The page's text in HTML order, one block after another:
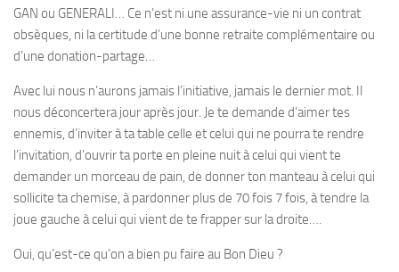
GAN ou GENERALI… Ce n’est ni une assurance-vie ni un contrat
obsèques, ni la certitude d’une bonne retraite complémentaire ou
d’une donation-partage…
Avec lui nous n’aurons jamais l’initiative, jamais le dernier mot. Il
nous déconcertera jour après jour. Je te demande d’aimer tes
ennemis, d’inviter à ta table celle et celui qui ne pourra te rendre
l’invitation, d’ouvrir ta porte en pleine nuit à celui qui vient te
demander un morceau de pain, de donner ton manteau à celui qui
sollicite ta chemise, à pardonner plus de 70 fois 7 fois, à tendre la
joue gauche à celui qui vient de te frapper sur la droite….
Oui, qu’est-ce qu’on a bien pu faire au Bon Dieu ?